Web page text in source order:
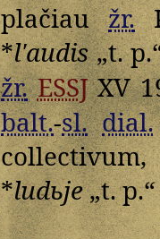
plačiaužr.
*lʹaudis„t.
žr. ESSJXV
balt.-sl. dial.
*ludьje„t. p.“